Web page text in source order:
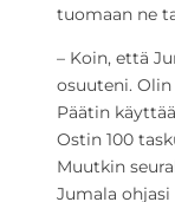
tuomaan ne
– Koin, että
osuuteni.
Päätin
Ostin 100
Muutkin
Jumala ohjasi